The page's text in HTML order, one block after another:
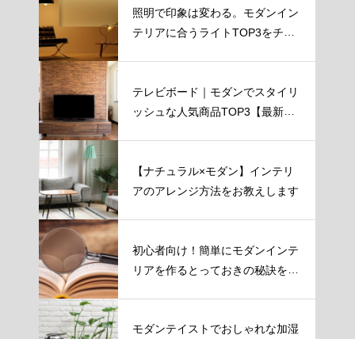
照明で印象は変わる。モダンイン
テリアに合うライトTOP3をチェ
テレビボード｜モダンでスタイリ
ッシュな人気商品TOP3【最新
【ナチュラル×モダン】インテリ
アのアレンジ方法をお教えします
初心者向け！簡単にモダンインテ
リアを作るとっておきの秘訣を伝
モダンテイストでおしゃれな加湿